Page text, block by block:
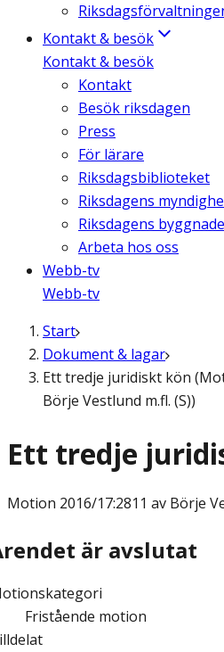
Kontakt & besök
Kontakt & besök
Kontakt
Besök riksdagen
Press
För lärare
Riksdagsbiblioteket
Riksdagens
Riksdagens
Arbeta hos oss
Webb-tv
Webb-tv
Start
Dokument & lagar
Ett tredje juridiskt kön
Börje Vestlund m.fl. (S))
Ett tredje
Motion 2016/17:2811 av Börje
är avslutat
Fristående motion